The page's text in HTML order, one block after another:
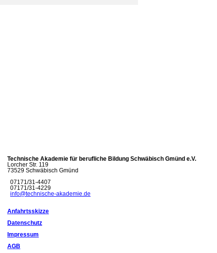
Technische Akademie für berufliche Bildung Schwäbisch Gmünd e.V.
Lorcher Str. 119
73529 Schwäbisch Gmünd
07171/31-4407
07171/31-4229
info@technische-akademie.de
Anfahrtsskizze
Datenschutz
Impressum
AGB